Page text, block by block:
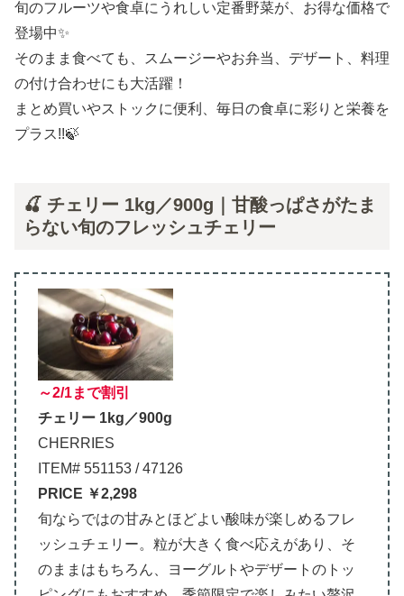
旬のフルーツや食卓にうれしい定番野菜が、お得な価格で
登場中✨
そのまま食べても、スムージーやお弁当、デザート、料理
の付け合わせにも大活躍！
まとめ買いやストックに便利、毎日の食卓に彩りと栄養を
プラス!!🍃
🍒 チェリー 1kg／900g｜甘酸っぱさがたま
らない旬のフレッシュチェリー
～2/1まで割引
チェリー 1kg／900g
CHERRIES
ITEM# 551153 / 47126
PRICE ￥2,298
旬ならではの甘みとほどよい酸味が楽しめるフレ
ッシュチェリー。粒が大きく食べ応えがあり、そ
のままはもちろん、ヨーグルトやデザートのトッ